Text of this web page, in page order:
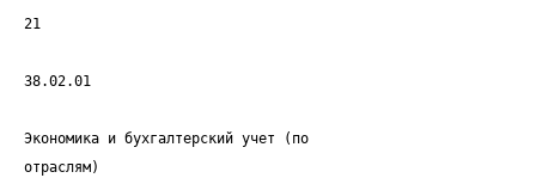
21
38.02.01
Экономика и бухгалтерский учет (по
отраслям)